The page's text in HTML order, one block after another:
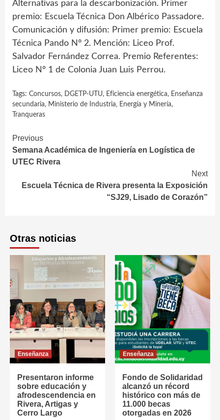
Alternativas para la descarbonización. Primer
premio: Escuela Técnica Don Albérico Passadore.
Comunicación y difusión: Primer premio: Escuela
Técnica Pando Nº 2. Mención: Liceo Prof.
Salvador Fernández Correa. Premio Referentes:
Liceo Nº 1 de Colonia Juan Luis Perrou.
Tags: Concursos, DGETP-UTU, Eficiencia energética, Enseñanza
secundaria, Ministerio de Industria‚ Energía y Minería,
Tranqueras
Continue
Reading
Previous
Semana Académica de Ingeniería en Logística de
UTEC Rivera
Next
Escuela Técnica de Rivera presenta la Exposición
“SJ29, Lisado de Corazón”
Otras noticias
Enseñanza
Presentaron informe
sobre educación y
afrodescendencia en
Rivera, Artigas y
Cerro Largo
Enseñanza
Fondo de Solidaridad
alcanzó un récord
histórico con más de
11.000 becas
otorgadas en 2026